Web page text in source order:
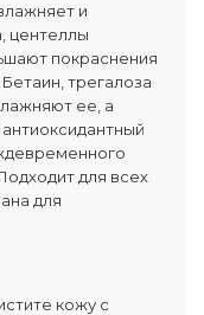
и
центеллы
покраснения
трегалоза
ее, а
для всех
для
кожу с